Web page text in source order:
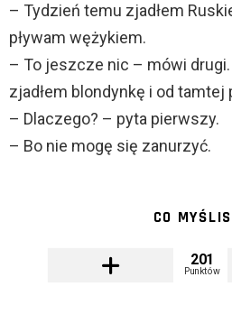
– Tydzień temu zjadłem
pływam wężykiem.
– To jeszcze nic – mówi
zjadłem blondynkę i od tamtej
– Dlaczego? – pyta pierwszy.
– Bo nie mogę się zanurzyć.
CO
201
Punktów